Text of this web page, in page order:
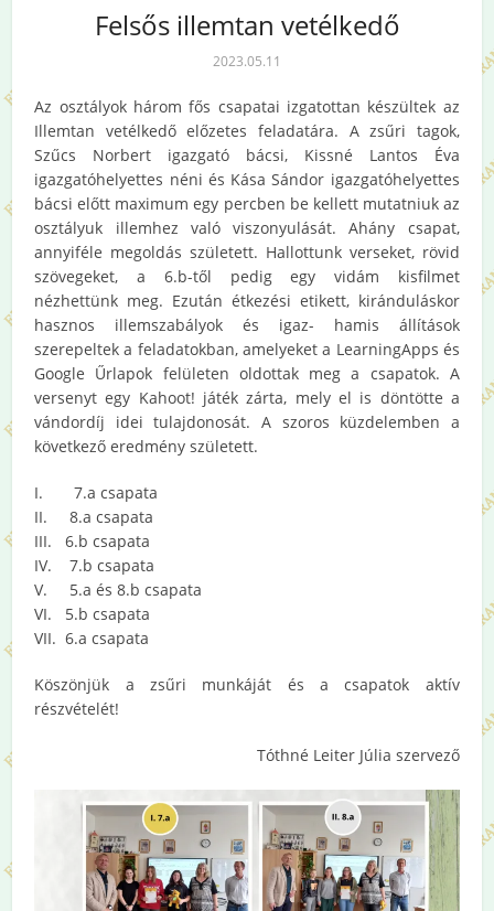
Felsős illemtan vetélkedő
2023.05.11
Az osztályok három fős csapatai izgatottan készültek az
Illemtan vetélkedő előzetes feladatára. A zsűri tagok,
Szűcs Norbert igazgató bácsi, Kissné Lantos Éva
igazgatóhelyettes néni és Kása Sándor igazgatóhelyettes
bácsi előtt maximum egy percben be kellett mutatniuk az
osztályuk illemhez való viszonyulását. Ahány csapat,
annyiféle megoldás született. Hallottunk verseket, rövid
szövegeket, a 6.b-től pedig egy vidám kisfilmet
nézhettünk meg. Ezután étkezési etikett, kiránduláskor
hasznos illemszabályok és igaz- hamis állítások
szerepeltek a feladatokban, amelyeket a LearningApps és
Google Űrlapok felületen oldottak meg a csapatok. A
versenyt egy Kahoot! játék zárta, mely el is döntötte a
vándordíj idei tulajdonosát. A szoros küzdelemben a
következő eredmény született.
I. 7.a csapata
II. 8.a csapata
III. 6.b csapata
IV. 7.b csapata
V. 5.a és 8.b csapata
VI. 5.b csapata
VII. 6.a csapata
Köszönjük a zsűri munkáját és a csapatok aktív
részvételét!
Tóthné Leiter Júlia szervező